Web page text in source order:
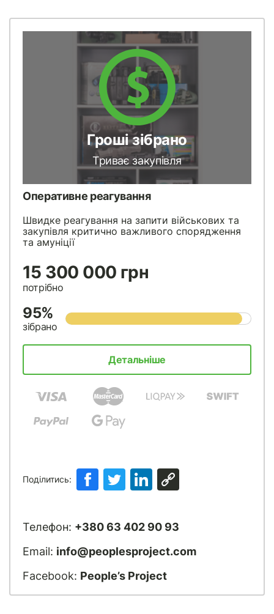
Гроші зібрано
Триває закупівля
Оперативне реагування
Швидке реагування на запити військових та
закупівля критично важливого спорядження
та амуніції
15 300 000 грн
потрібно
95%
зібрано
Детальніше
Поділитись:
Телефон: +380 63 402 90 93
Email: info@peoplesproject.com
Facebook: People’s Project